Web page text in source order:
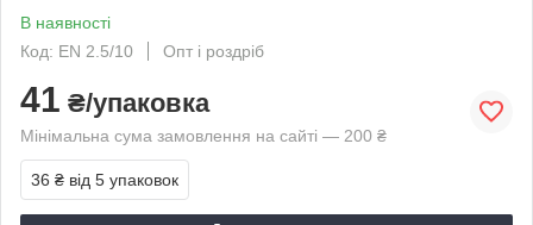
В наявності
Код: EN 2.5/10
Опт і роздріб
41 ₴/упаковка
Мінімальна сума замовлення на сайті — 200 ₴
36 ₴ від 5 упаковок